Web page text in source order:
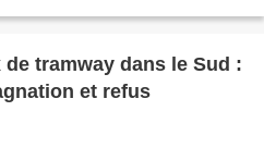
tramway dans le Sud :
et refus